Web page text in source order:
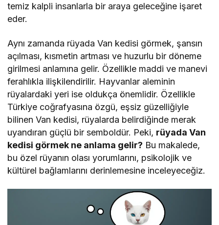
temiz kalpli insanlarla bir araya geleceğine işaret
eder.
Aynı zamanda rüyada Van kedisi görmek, şansın
açılması, kısmetin artması ve huzurlu bir döneme
girilmesi anlamına gelir. Özellikle maddi ve manevi
ferahlıkla ilişkilendirilir. Hayvanlar aleminin
rüyalardaki yeri ise oldukça önemlidir. Özellikle
Türkiye coğrafyasına özgü, eşsiz güzelliğiyle
bilinen Van kedisi, rüyalarda belirdiğinde merak
uyandıran güçlü bir semboldür. Peki, rüyada Van
kedisi görmek ne anlama gelir? Bu makalede,
bu özel rüyanın olası yorumlarını, psikolojik ve
kültürel bağlamlarını derinlemesine inceleyeceğiz.